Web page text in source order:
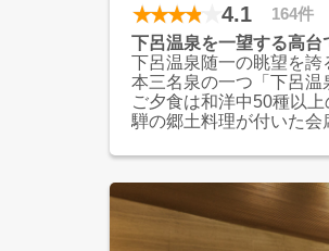
4.1
164件
下呂温泉を一望する高台
下呂温泉随一の眺望を誇
本三名泉の一つ「下呂温
ご夕食は和洋中50種以
騨の郷土料理が付いた会